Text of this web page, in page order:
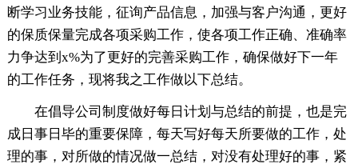
断学习业务技能，征询产品信息，加强与客户沟通，更好
的保质保量完成各项采购工作，使各项工作正确、准确率
力争达到x%为了更好的完善采购工作，确保做好下一年
的工作任务，现将我之工作做以下总结。
在倡导公司制度做好每日计划与总结的前提，也是完
成日事日毕的重要保障，每天写好每天所要做的工作，处
理的事，对所做的情况做一总结，对没有处理好的事，紧